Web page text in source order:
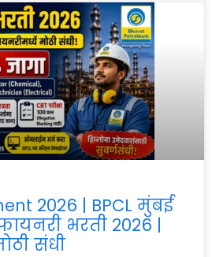
2026 | BPCL मुंबई
भरती 2026 |
संधी